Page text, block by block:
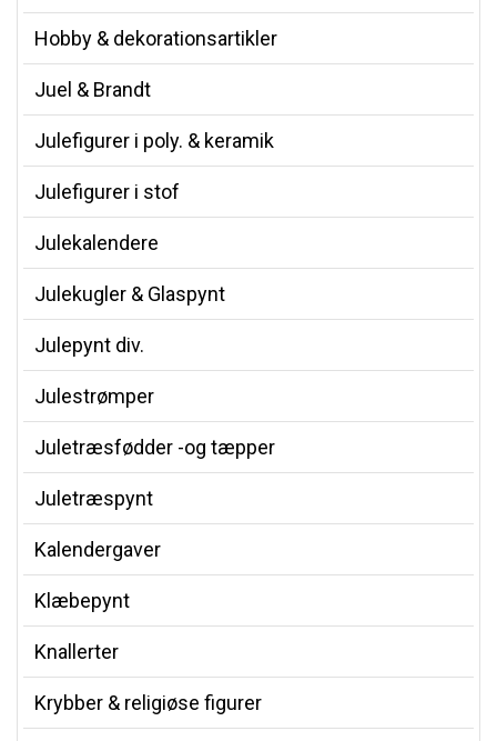
Hobby & dekorationsartikler
Juel & Brandt
Julefigurer i poly. & keramik
Julefigurer i stof
Julekalendere
Julekugler & Glaspynt
Julepynt div.
Julestrømper
Juletræsfødder -og tæpper
Juletræspynt
Kalendergaver
Klæbepynt
Knallerter
Krybber & religiøse figurer